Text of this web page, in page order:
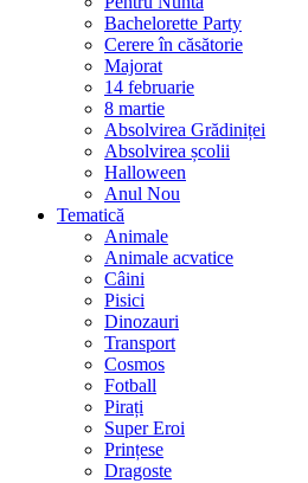
Bachelorette Party
Cerere în căsătorie
Majorat
14 februarie
8 martie
Absolvirea Grădiniței
Absolvirea școlii
Halloween
Anul Nou
Tematică
Animale
Animale acvatice
Câini
Pisici
Dinozauri
Transport
Cosmos
Fotball
Pirați
Super Eroi
Prințese
Dragoste